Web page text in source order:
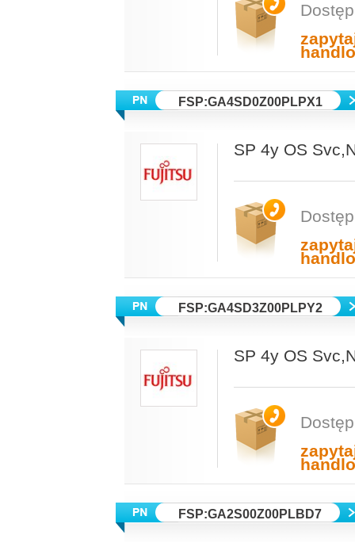
FSP:GA4SD0Z00PLPX1
SP 4y OS
FSP:GA4SD3Z00PLPY2
SP 4y OS
FSP:GA2S00Z00PLBD7